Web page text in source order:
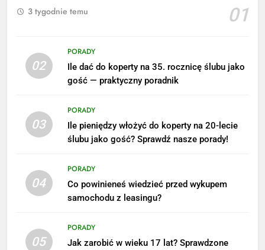
01
3 tygodnie temu
02
PORADY
Ile dać do koperty na 35. rocznicę ślubu jako
gość — praktyczny poradnik
03
PORADY
Ile pieniędzy włożyć do koperty na 20-lecie
ślubu jako gość? Sprawdź nasze porady!
04
PORADY
Co powinieneś wiedzieć przed wykupem
samochodu z leasingu?
05
PORADY
Jak zarobić w wieku 17 lat? Sprawdzone
stanowisku
ZAROBKI
Akcje charytatywne w szkole: